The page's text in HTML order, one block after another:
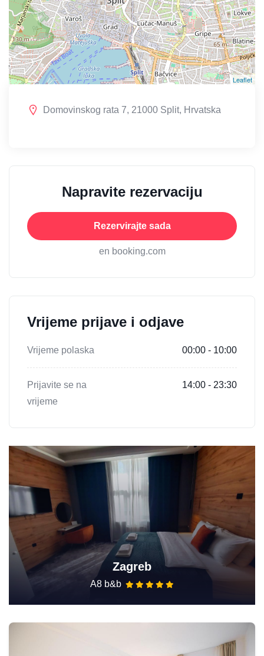
Leaflet
Domovinskog rata 7, 21000 Split, Hrvatska
Napravite rezervaciju
Rezervirajte sada
en booking.com
Vrijeme prijave i odjave
Vrijeme polaska 00:00 - 10:00
Prijavite se na
vrijeme
14:00 - 23:30
Zagreb
A8 b&b